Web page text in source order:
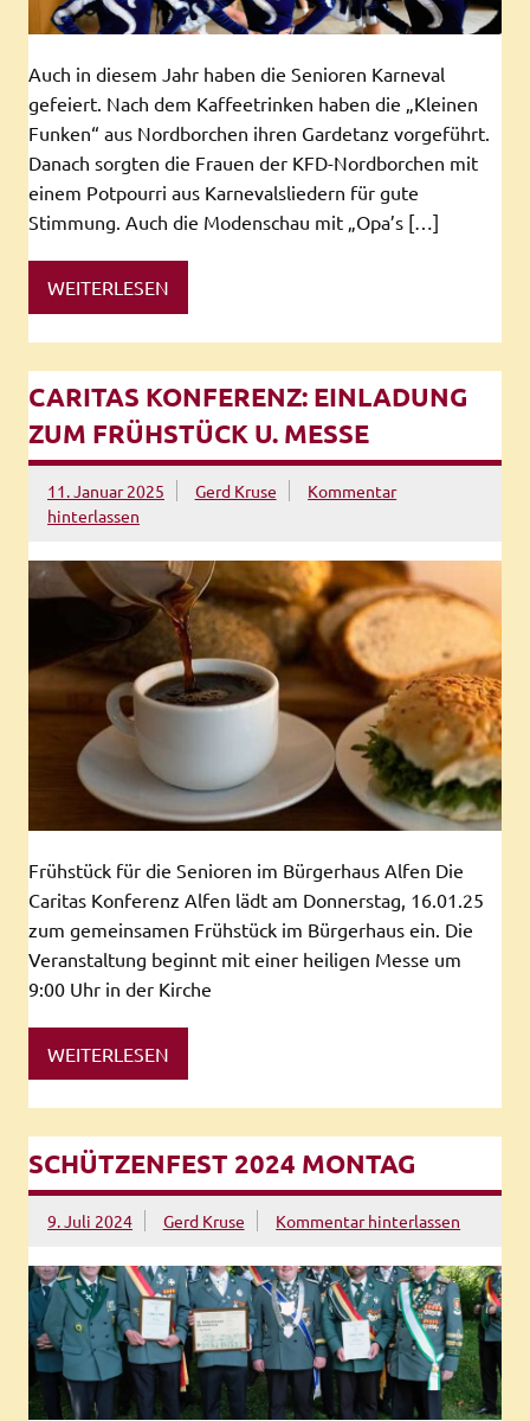
Auch in diesem Jahr haben die Senioren Karneval
gefeiert. Nach dem Kaffeetrinken haben die „Kleinen
Funken“ aus Nordborchen ihren Gardetanz vorgeführt.
Danach sorgten die Frauen der KFD-Nordborchen mit
einem Potpourri aus Karnevalsliedern für gute
Stimmung. Auch die Modenschau mit „Opa’s […]
WEITERLESEN
CARITAS KONFERENZ: EINLADUNG
ZUM FRÜHSTÜCK U. MESSE
11. Januar 2025 Gerd Kruse
Kommentar
hinterlassen
Frühstück für die Senioren im Bürgerhaus Alfen Die
Caritas Konferenz Alfen lädt am Donnerstag, 16.01.25
zum gemeinsamen Frühstück im Bürgerhaus ein. Die
Veranstaltung beginnt mit einer heiligen Messe um
9:00 Uhr in der Kirche
WEITERLESEN
SCHÜTZENFEST 2024 MONTAG
9. Juli 2024 Gerd Kruse Kommentar hinterlassen